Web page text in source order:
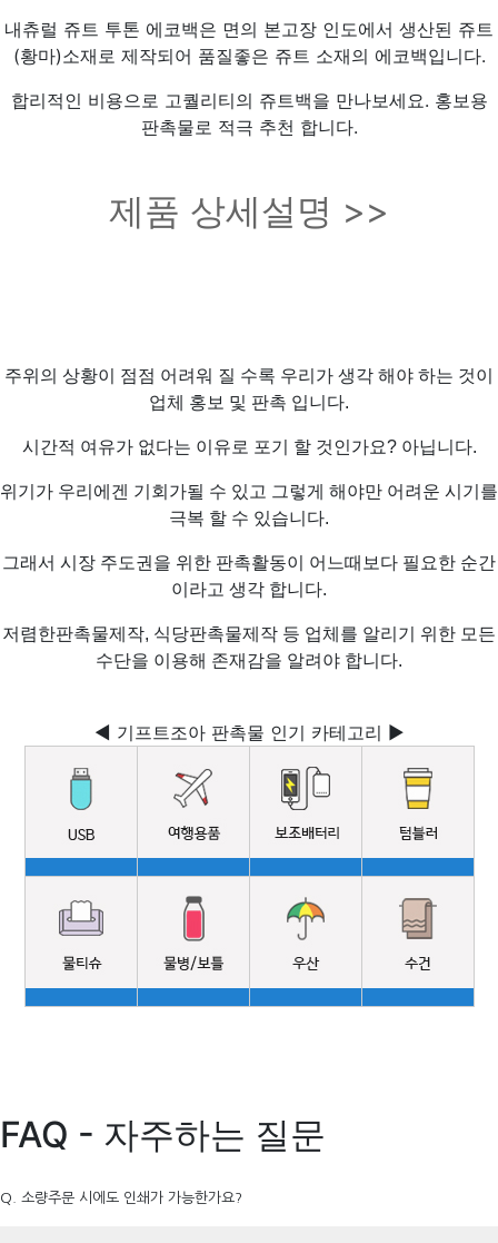
내츄럴 쥬트 투톤 에코백은 면의 본고장 인도에서 생산된 쥬트
(황마)소재로 제작되어 품질좋은 쥬트 소재의 에코백입니다.
합리적인 비용으로 고퀄리티의 쥬트백을 만나보세요. 홍보용
판촉물로 적극 추천 합니다.
제품 상세설명 >>
주위의 상황이 점점 어려워 질 수록 우리가 생각 해야 하는 것이
업체 홍보 및 판촉 입니다.
시간적 여유가 없다는 이유로 포기 할 것인가요? 아닙니다.
위기가 우리에겐 기회가될 수 있고 그렇게 해야만 어려운 시기를
극복 할 수 있습니다.
그래서 시장 주도권을 위한 판촉활동이 어느때보다 필요한 순간
이라고 생각 합니다.
저렴한판촉물제작, 식당판촉물제작 등 업체를 알리기 위한 모든
수단을 이용해 존재감을 알려야 합니다.
◀ 기프트조아 판촉물 인기 카테고리 ▶
FAQ - 자주하는 질문
Q. 소량주문 시에도 인쇄가 가능한가요?